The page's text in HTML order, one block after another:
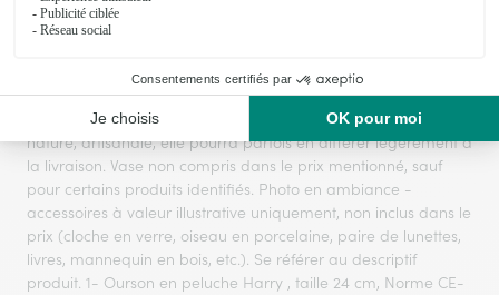
Le visuel du produit floral présenté est contractuel mais,
s'agissant d'une création réalisée par un artisan fleuriste sur
la base d’un assortiment de fleurs fraîches qui est, par sa
nature, artisanale, elle pourra parfois en différer légèrement à
la livraison. Vase non compris dans le prix mentionné, sauf
pour certains produits identifiés. Photo en ambiance -
accessoires à valeur illustrative uniquement, non inclus dans le
prix (cloche en verre, oiseau en porcelaine, paire de lunettes,
livres, mannequin en bois, etc.). Se référer au descriptif
produit. 1- Ourson en peluche Harry , taille 24 cm, Norme CE-